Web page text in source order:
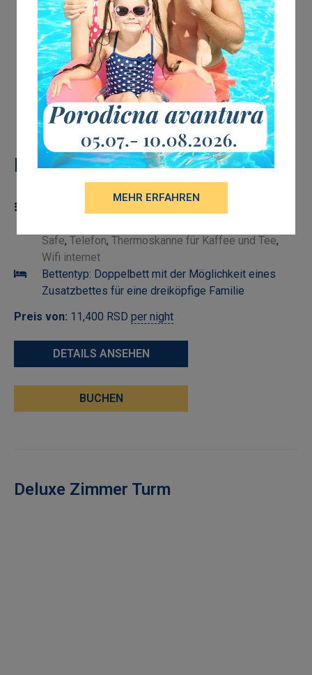
Details
Safe, Telefon, Thermoskanne für Kaffee und Tee,
Wifi internet
Bettentyp: Doppelbett mit der Möglichkeit eines
Zusatzbettes für eine dreiköpfige Familie
Preis von: 11,400 RSD per night
DETAILS ANSEHEN
BUCHEN
Deluxe Zimmer Turm
MEHR ERFAHREN